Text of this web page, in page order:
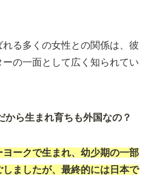
れる多くの女性との関係は、彼
の一面として広く知られてい
から生まれ育ちも外国なの？
ークで生まれ、幼少期の一部
ましたが、最終的には日本で